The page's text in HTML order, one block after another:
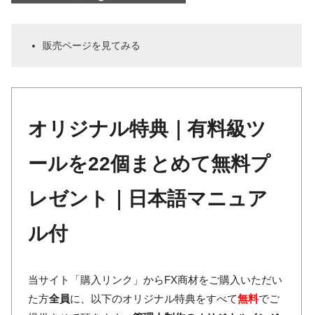
販売ページを見てみる
オリジナル特典｜有料級ツ
ールを22個まとめて無料プ
レゼント｜日本語マニュア
ル付
当サイト「購入リンク」からFX商材をご購入いただい
た方全員に、以下のオリジナル特典をすべて無料でご